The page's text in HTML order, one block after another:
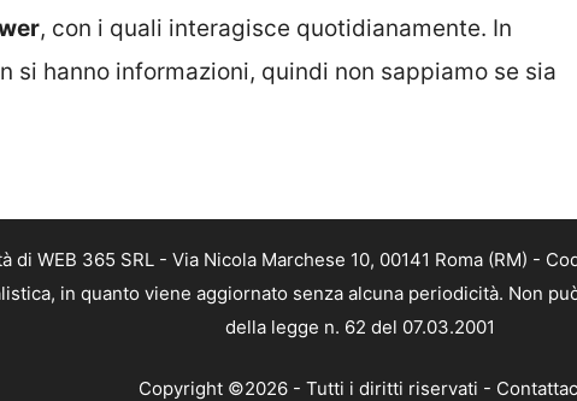
, con i quali interagisce quotidianamente. In
si hanno informazioni, quindi non sappiamo se sia
di WEB 365 SRL - Via Nicola Marchese 10, 00141 Roma (RM) -
in quanto viene aggiornato senza alcuna periodicità. Non
della legge n. 62 del 07.03.2001
Copyright ©2026 - Tutti i diritti riservati -